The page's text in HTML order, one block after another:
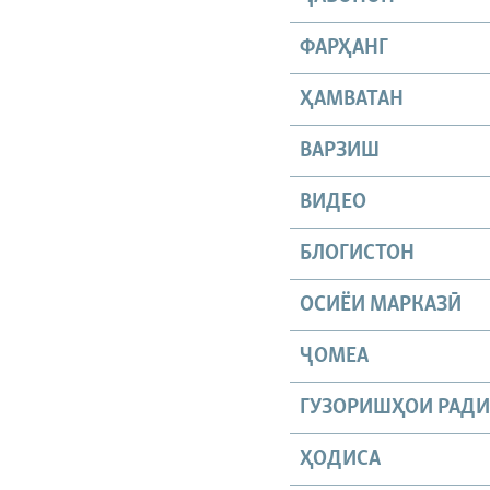
ФАРҲАНГ
ҲАМВАТАН
ВАРЗИШ
ВИДЕО
БЛОГИСТОН
ОСИЁИ МАРКАЗӢ
ҶОМEА
ГУЗОРИШҲОИ
ҲОДИСА